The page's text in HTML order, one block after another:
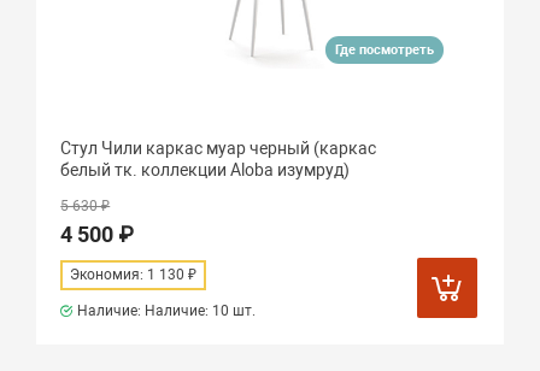
Где посмотреть
Стул Чили каркас муар черный (каркас
белый тк. коллекции Aloba изумруд)
5 630 ₽
4 500 ₽
Экономия: 1 130 ₽
Наличие: Наличие: 10 шт.